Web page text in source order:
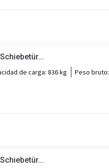
de carga: 836 kg Peso bruto: